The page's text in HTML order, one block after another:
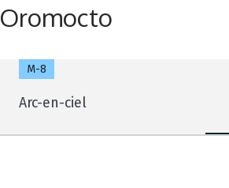
Oromocto
M-8
Arc-en-ciel